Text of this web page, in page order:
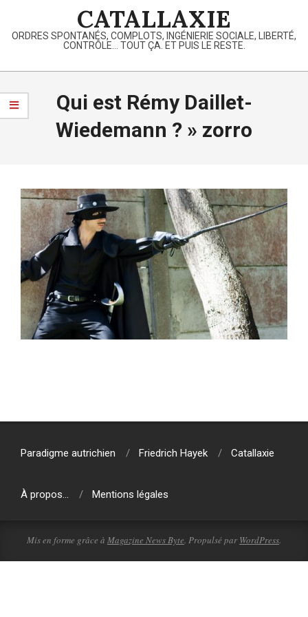
content
CATALLAXIE
ORDRES SPONTANÉS, COMPLOTS, INGÉNIERIE SOCIALE, LIBERTÉ,
CONTRÔLE… TOUT ÇA. ET PUIS LE RESTE.
Primary
Menu
Qui est Rémy Daillet-
Wiedemann ? » zorro
05-
Paradigme autrichien
Friedrich Hayek Catallaxie
À propos… Mentions légales
Mis en forme grâce à Magazine News Byte . Propulsé par WordPress